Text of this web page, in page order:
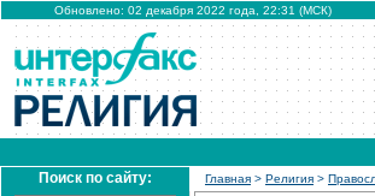
Обновлено: 02 декабря 2022 года, 22:31 (МСК)
Поиск по сайту: Главная > Религия >